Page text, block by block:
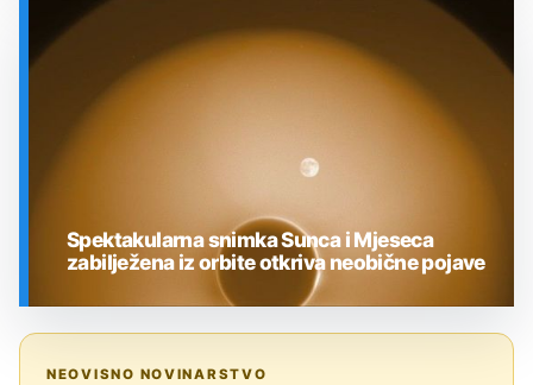
Spektakularna snimka Sunca i Mjeseca
zabilježena iz orbite otkriva neobične pojave
NEOVISNO NOVINARSTVO